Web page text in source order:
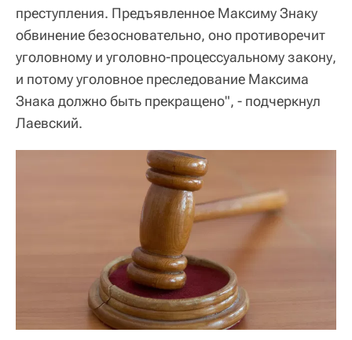
преступления. Предъявленное Максиму Знаку
обвинение безосновательно, оно противоречит
уголовному и уголовно-процессуальному закону,
и потому уголовное преследование Максима
Знака должно быть прекращено", - подчеркнул
Лаевский.